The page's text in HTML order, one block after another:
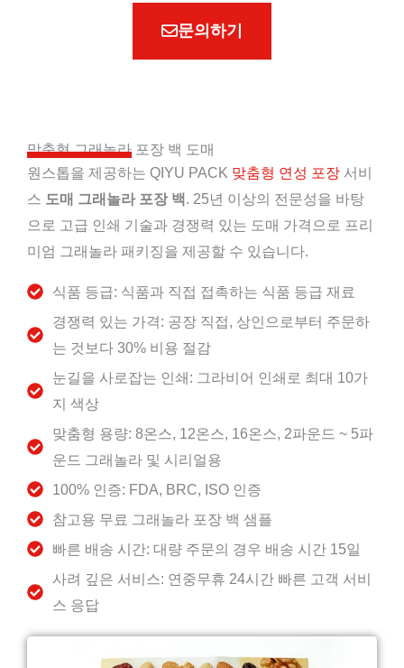
문의하기
맞춤형 그래놀라 포장 백 도매
원스톱을 제공하는 QIYU PACK 맞춤형 연성 포장 서비
스 도매 그래놀라 포장 백 . 25년 이상의 전문성을 바탕
으로 고급 인쇄 기술과 경쟁력 있는 도매 가격으로 프리
미엄 그래놀라 패키징을 제공할 수 있습니다.
식품 등급: 식품과 직접 접촉하는 식품 등급 재료
경쟁력 있는 가격: 공장 직접, 상인으로부터 주문하
는 것보다 30% 비용 절감
눈길을 사로잡는 인쇄: 그라비어 인쇄로 최대 10가
지 색상
맞춤형 용량: 8온스, 12온스, 16온스, 2파운드 ~ 5파
운드 그래놀라 및 시리얼용
100% 인증: FDA, BRC, ISO 인증
참고용 무료 그래놀라 포장 백 샘플
빠른 배송 시간: 대량 주문의 경우 배송 시간 15일
사려 깊은 서비스: 연중무휴 24시간 빠른 고객 서비
스 응답